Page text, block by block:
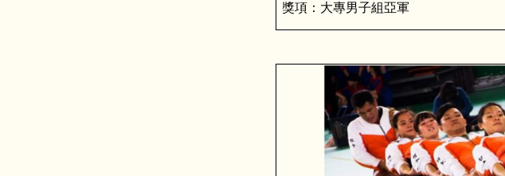
獎項：大專男子組亞軍